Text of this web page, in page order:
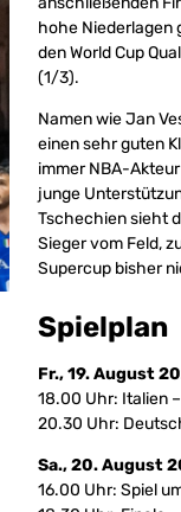
hohe Niederlagen
den World Cup
(1/3).
Namen wie Jan
einen sehr guten
immer NBA-
junge
Tschechien sieht
Sieger vom Feld,
Supercup bisher
Spielplan
Fr., 19. August
18.00 Uhr: Italien
20.30 Uhr:
Sa., 20. August
16.00 Uhr: Spiel